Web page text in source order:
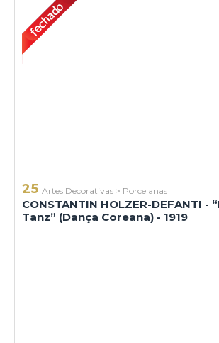
25 Artes Decorativas > Porcelanas
CONSTANTIN HOLZER-DEFANTI -
Tanz” (Dança Coreana) - 1919